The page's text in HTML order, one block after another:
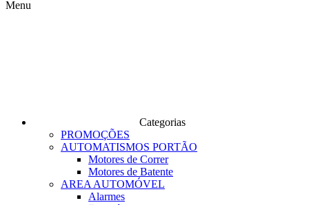
Menu
Categorias
PROMOÇÕES
AUTOMATISMOS PORTÃO
Motores de Correr
Motores de Batente
AREA AUTOMÓVEL
Alarmes